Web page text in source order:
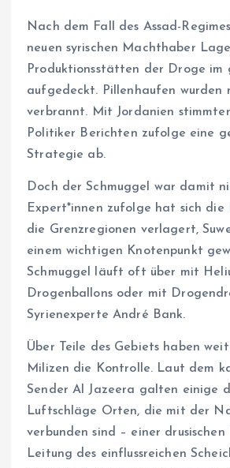
Nach dem Fall des Assad-
neuen syrischen Machthaber
Produktionsstätten der Droge im
aufgedeckt. Pillenhaufen wurden
verbrannt. Mit Jordanien
Politiker Berichten zufolge eine
Strategie ab.
Doch der Schmuggel war damit
Ex­per­t*in­nen zufolge hat sich die
die Grenzregionen verlagert,
einem wichtigen Knotenpunkt
Schmuggel läuft oft über mit
Drogenballons oder mit
Syrienexperte André Bank.
Über Teile des Gebiets haben
Milizen die Kontrolle. Laut dem
Sender Al Jazeera galten einige
Luftschläge Orten, die mit der
verbunden sind – einer
Leitung des einflussreichen